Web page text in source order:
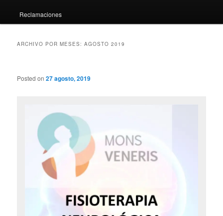
Reclamaciones
ARCHIVO POR MESES:AGOSTO 2019
Posted on27 agosto, 2019